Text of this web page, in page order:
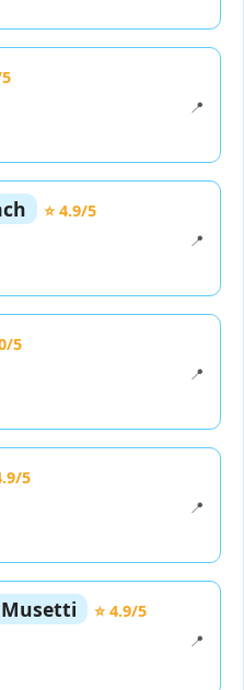
📍
⭐ 4.9/5
📍
5
📍
5
📍
Musetti
⭐ 4.9/5
📍